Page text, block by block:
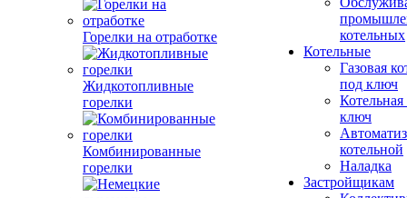
Горелки на отработке
Жидкотопливные
горелки
Комбинированные
горелки
котельных
Котельные
Газовая
под ключ
ключ
котельной
Наладка
Застройщикам